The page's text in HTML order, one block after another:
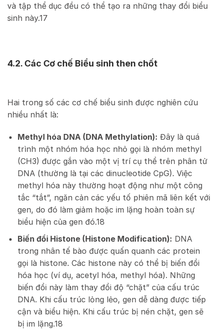
và tập thể dục đều có thể tạo ra những thay đổi biểu
sinh này.17
4.2. Các Cơ chế Biểu sinh then chốt
Hai trong số các cơ chế biểu sinh được nghiên cứu
nhiều nhất là:
Methyl hóa DNA (DNA Methylation): Đây là quá
trình một nhóm hóa học nhỏ gọi là nhóm methyl
(CH3​) được gắn vào một vị trí cụ thể trên phân tử
DNA (thường là tại các dinucleotide CpG). Việc
methyl hóa này thường hoạt động như một công
tắc “tắt”, ngăn cản các yếu tố phiên mã liên kết với
gen, do đó làm giảm hoặc im lặng hoàn toàn sự
biểu hiện của gen đó.18
Biến đổi Histone (Histone Modification): DNA
trong nhân tế bào được quấn quanh các protein
gọi là histone. Các histone này có thể bị biến đổi
hóa học (ví dụ, acetyl hóa, methyl hóa). Những
biến đổi này làm thay đổi độ “chặt” của cấu trúc
DNA. Khi cấu trúc lỏng lẻo, gen dễ dàng được tiếp
cận và biểu hiện. Khi cấu trúc bị nén chặt, gen sẽ
bị im lặng.18